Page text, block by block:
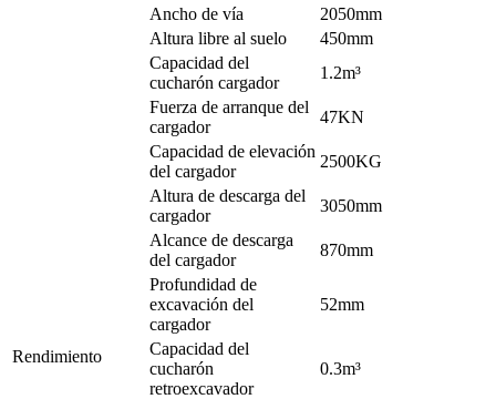
Ancho de vía
2050mm
Altura libre al suelo
450mm
Rendimiento
Capacidad del
cucharón cargador
1.2m³
Fuerza de arranque del
cargador
47KN
Capacidad de elevación
del cargador
2500KG
Altura de descarga del
cargador
3050mm
Alcance de descarga
del cargador
870mm
Profundidad de
excavación del
cargador
52mm
Capacidad del
cucharón
retroexcavador
0.3m³